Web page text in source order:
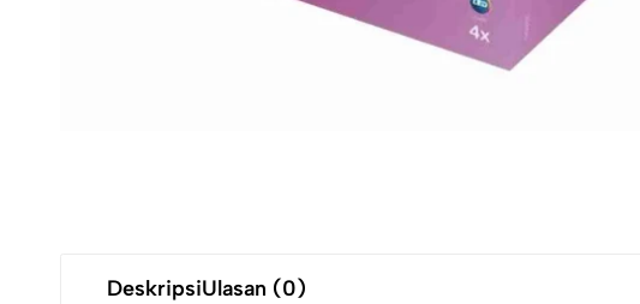
DeskripsiUlasan (0)